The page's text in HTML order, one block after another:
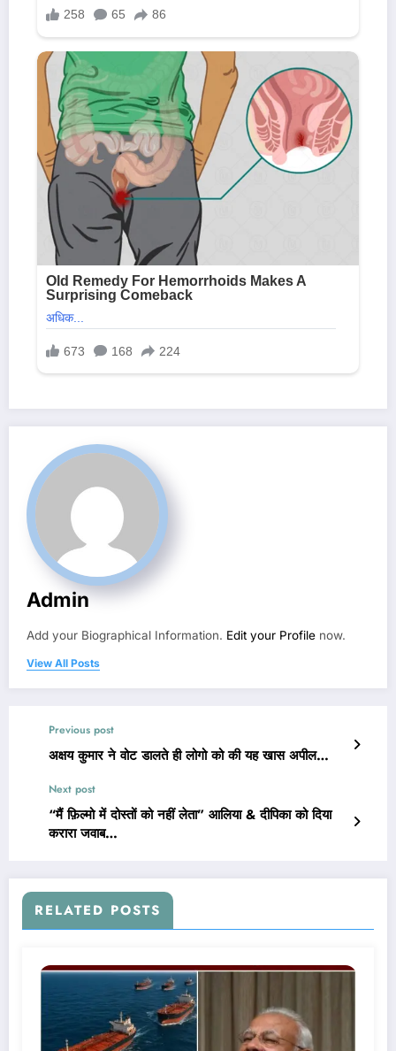
Admin
Add your Biographical Information. Edit your Profile now.
View All Posts
Previous post
अक्षय कुमार ने वोट डालते ही लोगो को की यह खास अपील…
Next post
“मैं फ़िल्मो में दोस्तों को नहीं लेता” आलिया & दीपिका को दिया
करारा जवाब…
RELATED POSTS